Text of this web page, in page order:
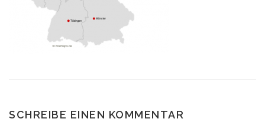
SCHREIBE EINEN KOMMENTAR